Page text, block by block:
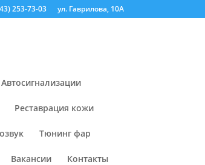
253-73-03 ул. Гаврилова, 10А
Автосигнализации
Реставрация кожи
Тюнинг фар
Вакансии Контакты